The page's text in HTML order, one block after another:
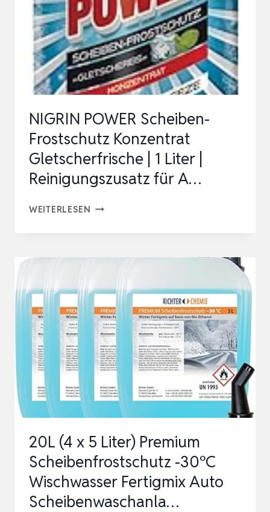
EVO
–
KÜHLMITTELKONZENTRAT,
SCHÜTZT
ALUMINIUM-
…
NIGRIN POWER Scheiben-
Frostschutz Konzentrat
Gletscherfrische | 1 Liter |
Reinigungszusatz für A…
WEITERLESEN NIGRIN
GLETSCHERFRISCHE
|
LITER
REINIGUNGSZUSATZ
20L (4 x 5 Liter) Premium
Scheibenfrostschutz -30°C
Wischwasser Fertigmix Auto
Scheibenwaschanla…